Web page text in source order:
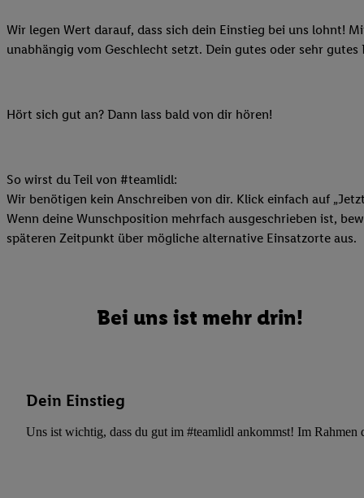
Wir legen Wert darauf, dass sich dein Einstieg bei uns lohnt!
unabhängig vom Geschlecht setzt. Dein gutes oder sehr
Hört sich gut an? Dann lass bald von dir hören!
So wirst du Teil von #teamlidl:
Wir benötigen kein Anschreiben von dir. Klick einfach auf
Wenn deine Wunschposition mehrfach ausgeschrieben ist,
späteren Zeitpunkt über mögliche alternative Einsatzorte aus.
Bei uns ist mehr drin!
Dein Einstieg
Uns ist wichtig, dass du gut im #teamlidl ankommst! Im Rahmen
auch Ihre in einen
Zudem erlauben Sie
Adresse und einer
Möglichkeit, Ihre
(„consenthub“)
oder
Klick auf
sämtlicher genannten
Gewährleistung der